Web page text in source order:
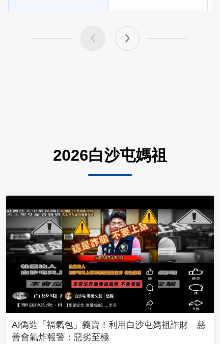
2026白沙屯媽祖
AI偽造「福氣包」義賣！利用白沙屯媽祖詐財 慈
善會氣炸報警：惡劣至極